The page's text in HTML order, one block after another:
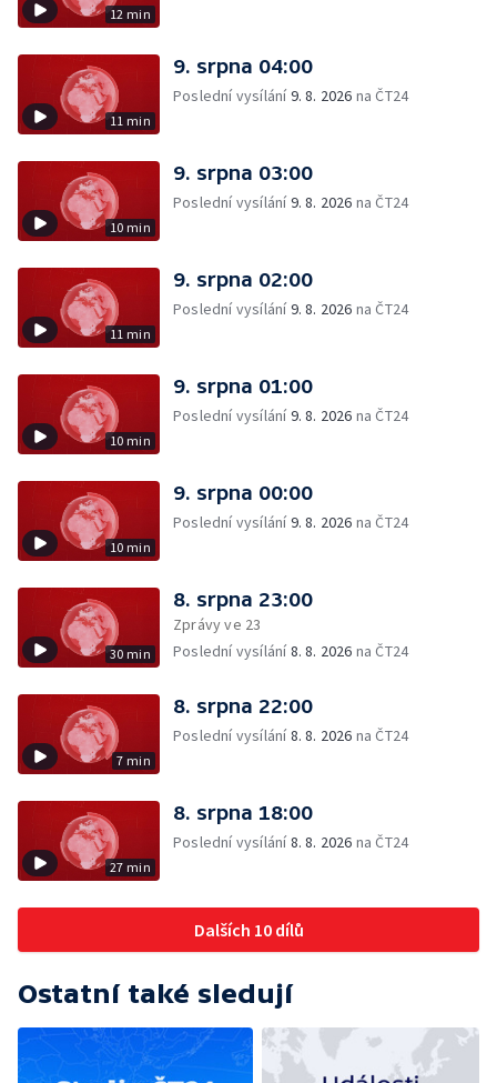
12 min
11 min
9. srpna 04:00
Poslední vysílání9. 8. 2026 na ČT24
10 min
9. srpna 03:00
Poslední vysílání9. 8. 2026 na ČT24
11 min
9. srpna 02:00
Poslední vysílání9. 8. 2026 na ČT24
10 min
9. srpna 01:00
Poslední vysílání9. 8. 2026 na ČT24
10 min
9. srpna 00:00
Poslední vysílání9. 8. 2026 na ČT24
30 min
8. srpna 23:00
Zprávy ve 23
Poslední vysílání8. 8. 2026 na ČT24
7 min
8. srpna 22:00
Poslední vysílání8. 8. 2026 na ČT24
27 min
8. srpna 18:00
Poslední vysílání8. 8. 2026 na ČT24
Dalších 10 dílů
Ostatní také sledují